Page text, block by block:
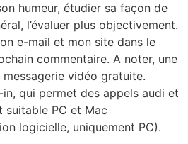
humeur, étudier sa façon de
l’évaluer plus objectivement.
e-mail et mon site dans le
commentaire. A noter, une
vidéo gratuite.
qui permet des appels audi et
PC et Mac
logicielle, uniquement PC).